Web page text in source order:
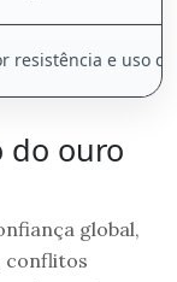
resistência e uso
do ouro
global,
conflitos